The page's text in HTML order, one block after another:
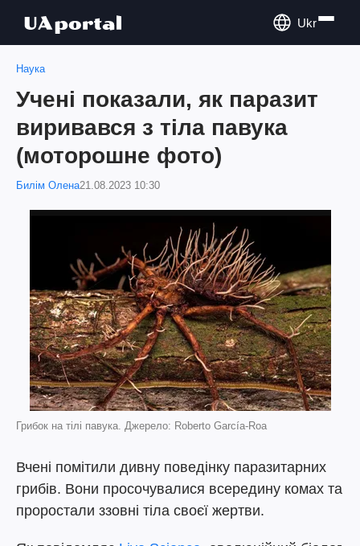
Ukr
Наука
Учені показали, як паразит
виривався з тіла павука
(моторошне фото)
Билім Олена21.08.2023 10:30
Грибок на тілі павука. Джерело: Roberto García-Roa
Вчені помітили дивну поведінку паразитарних
грибів. Вони просочувалися всередину комах та
проростали ззовні тіла своєї жертви.